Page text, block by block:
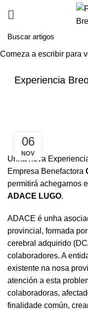
Experiencia
06
NOV
Unha nova
Empresa Benefactora
permitirá achegarnos
ADACE LUGO.
ADACE é unha
provincial, formada
cerebral adquirido
colaboradores. A
existente na nosa
atención a esta
colaboradoras,
finalidade común,
Comeza a escribir para